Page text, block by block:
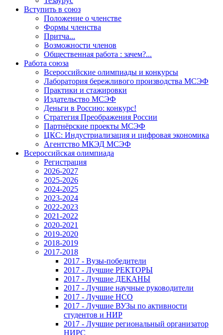
Вступить в союз
Положение о членстве
Формы членства
Притча...
Возможности членов
Общественная работа : зачем?...
Работа союза
Всероссийские олимпиады и конкурсы
Лаборатория бережливого производства МСЭФ
Практики и стажировки
Издательство МСЭФ
Деньги в Россию: конкурс!
Стратегия Преображения России
Партнёрские проекты МСЭФ
ЦКС: Индустриализация и цифровая экономика
Агентство МКЭД МСЭФ
Всероссийская олимпиада
Регистрация
2026-2027
2025-2026
2024-2025
2023-2024
2022-2023
2021-2022
2020-2021
2019-2020
2018-2019
2017-2018
2017 - Вузы-победители
2017 - Лучшие РЕКТОРЫ
2017 - Лучшие ДЕКАНЫ
2017 - Лучшие научные руководители
2017 - Лучшие НСО
2017 - Лучшие ВУЗы по активности
студентов и НИР
2017 - Лучшие региональный организатор
НИРС